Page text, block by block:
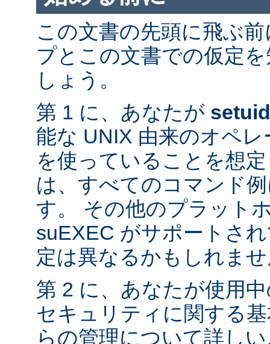
この文書の先頭に飛ぶ
プとこの文書での仮定
しょう。
第 1 に、あなたが setuid
能な UNIX 由来のオペ
を使っていることを想
は、すべてのコマンド
す。 その他のプラット
suEXEC がサポートさ
定は異なるかもしれま
第 2 に、あなたが使用
セキュリティに関する
らの管理について詳し